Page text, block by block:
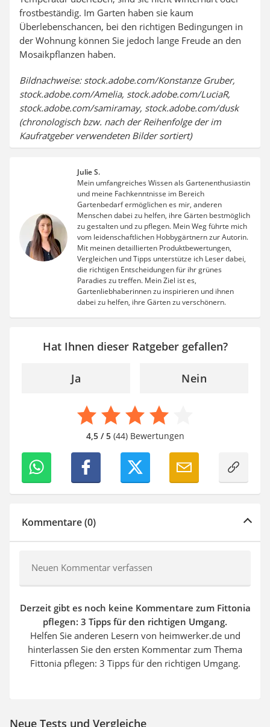
frostbeständig. Im Garten haben sie kaum
Überlebenschancen, bei den richtigen Bedingungen in
der Wohnung können Sie jedoch lange Freude an den
Mosaikpflanzen haben.
Bildnachweise: stock.adobe.com/Konstanze Gruber,
stock.adobe.com/Amelia, stock.adobe.com/LuciaR,
stock.adobe.com/samiramay, stock.adobe.com/dusk
(chronologisch bzw. nach der Reihenfolge der im
Kaufratgeber verwendeten Bilder sortiert)
Julie S.
Mein umfangreiches Wissen als Gartenenthusiastin
und meine Fachkenntnisse im Bereich
Gartenbedarf ermöglichen es mir, anderen
Menschen dabei zu helfen, ihre Gärten bestmöglich
zu gestalten und zu pflegen. Mein Weg führte mich
vom leidenschaftlichen Hobbygärtnern zur Autorin.
Mit meinen detaillierten Produktbewertungen,
Vergleichen und Tipps unterstütze ich Leser dabei,
die richtigen Entscheidungen für ihr grünes
Paradies zu treffen. Mein Ziel ist es,
Gartenliebhaberinnen zu inspirieren und ihnen
dabei zu helfen, ihre Gärten zu verschönern.
Hat Ihnen dieser Ratgeber gefallen?
Ja Nein
4,5 / 5(44) Bewertungen
Kommentare (0)
Neuen Kommentar verfassen
Derzeit gibt es noch keine Kommentare zum Fittonia
pflegen: 3 Tipps für den richtigen Umgang.
Helfen Sie anderen Lesern von heimwerker.de und
hinterlassen Sie den ersten Kommentar zum Thema
Fittonia pflegen: 3 Tipps für den richtigen Umgang.
Neue Tests und Vergleiche